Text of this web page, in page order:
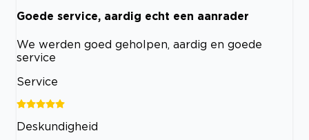
Goede service, aardig echt een aanrader
We werden goed geholpen, aardig en goede
service
Service
Deskundigheid